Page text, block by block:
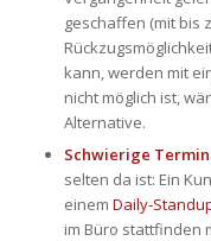
geschaffen (mit bis
kann, werden mit
nicht möglich ist,
Alternative.
Schwierige
selten da ist: Ein
einem Daily-
im Büro stattfinden